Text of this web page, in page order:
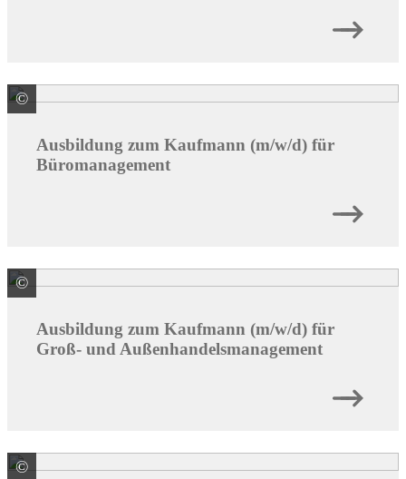
© © goodluz / stock.adobe.com
Ausbildung zum Kaufmann (m/w/d) für
Büromanagement
© © Chaay_tee / stock.adobe.com
Ausbildung zum Kaufmann (m/w/d) für
Groß- und Außenhandelsmanagement
© © Tyler Olson / stock.adobe.com